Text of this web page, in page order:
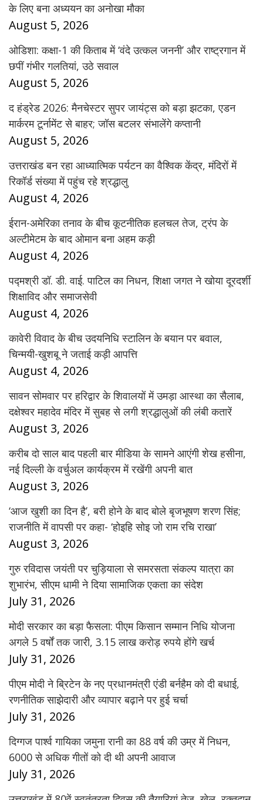
के लिए बना अध्ययन का अनोखा मौका
August 5, 2026
ओडिशा: कक्षा-1 की किताब में ‘वंदे उत्कल जननी’ और राष्ट्रगान में
छपीं गंभीर गलतियां, उठे सवाल
August 5, 2026
द हंड्रेड 2026: मैनचेस्टर सुपर जायंट्स को बड़ा झटका, एडन
मार्करम टूर्नामेंट से बाहर; जॉस बटलर संभालेंगे कप्तानी
August 5, 2026
उत्तराखंड बन रहा आध्यात्मिक पर्यटन का वैश्विक केंद्र, मंदिरों में
रिकॉर्ड संख्या में पहुंच रहे श्रद्धालु
August 4, 2026
ईरान-अमेरिका तनाव के बीच कूटनीतिक हलचल तेज, ट्रंप के
अल्टीमेटम के बाद ओमान बना अहम कड़ी
August 4, 2026
पद्मश्री डॉ. डी. वाई. पाटिल का निधन, शिक्षा जगत ने खोया दूरदर्शी
शिक्षाविद और समाजसेवी
August 4, 2026
कावेरी विवाद के बीच उदयनिधि स्टालिन के बयान पर बवाल,
चिन्मयी-खुशबू ने जताई कड़ी आपत्ति
August 4, 2026
सावन सोमवार पर हरिद्वार के शिवालयों में उमड़ा आस्था का सैलाब,
दक्षेश्वर महादेव मंदिर में सुबह से लगी श्रद्धालुओं की लंबी कतारें
August 3, 2026
करीब दो साल बाद पहली बार मीडिया के सामने आएंगी शेख हसीना,
नई दिल्ली के वर्चुअल कार्यक्रम में रखेंगी अपनी बात
August 3, 2026
‘आज खुशी का दिन है’, बरी होने के बाद बोले बृजभूषण शरण सिंह;
राजनीति में वापसी पर कहा- ‘होइहि सोइ जो राम रचि राखा’
August 3, 2026
गुरु रविदास जयंती पर चुड़ियाला से समरसता संकल्प यात्रा का
शुभारंभ, सीएम धामी ने दिया सामाजिक एकता का संदेश
July 31, 2026
मोदी सरकार का बड़ा फैसला: पीएम किसान सम्मान निधि योजना
अगले 5 वर्षों तक जारी, 3.15 लाख करोड़ रुपये होंगे खर्च
July 31, 2026
पीएम मोदी ने ब्रिटेन के नए प्रधानमंत्री एंडी बर्नहैम को दी बधाई,
रणनीतिक साझेदारी और व्यापार बढ़ाने पर हुई चर्चा
July 31, 2026
दिग्गज पार्श्व गायिका जमुना रानी का 88 वर्ष की उम्र में निधन,
6000 से अधिक गीतों को दी थी अपनी आवाज
July 31, 2026